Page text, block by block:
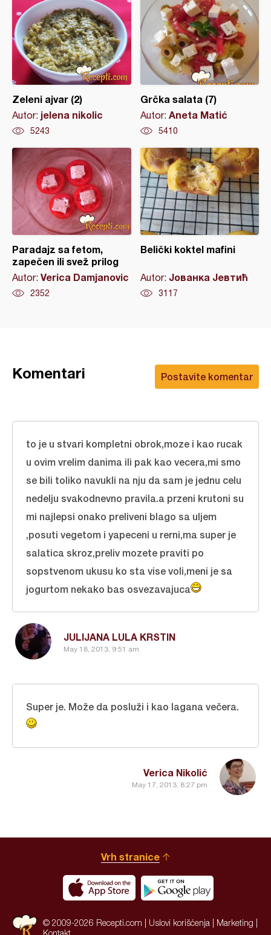
Zeleni ajvar (2)
Autor: jelena nikolic
5243
Grčka salata (7)
Autor: Aneta Matić
5410
Paradajz sa fetom,
zapečen ili svež prilog
Autor: Verica Damjanovic
2352
Belički koktel mafini
Autor: Јованка Јевтић
3117
Postavite komentar
Komentari
JULIJANA LULA KRSTIN
May 18, 2013, 9:51 am
to je u stvari kompletni obrok,moze i kao rucak
u ovim vrelim danima ili pak kao vecera,mi smo
se bili toliko navukli na nju da sam je jednu celu
nedelju svakodnevno pravila.a przeni krutoni su
mi najlepsi onako preliveni blago sa uljem
,posuti vegetom i yapeceni u rerni,ma super je
salatica skroz,preliv mozete praviti po
sopstvenom ukusu ko sta vise voli,meni je sa
jogurtom nekako bas osvezavajuca
Verica Nikolić
May 17, 2013, 8:27 pm
Super je. Može da posluži i kao lagana večera.
Vrh stranice
© 2009-2026 Recepti.com | Uslovi korišćenja Marketing
Kontakt